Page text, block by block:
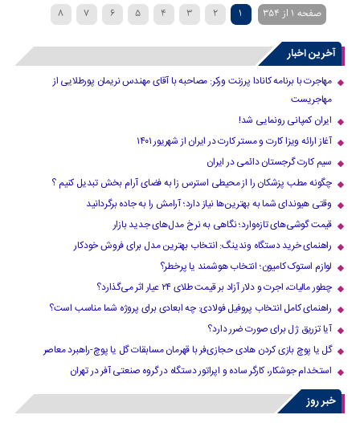
صفحه 1 از 354 1
2
3
4
5
6
7
8
9
10
›
20
30
40
...
» آخرین اخبار
مهاجرت با برنامه کانادا پرزنت ورکر: مصاحبه با آقای مهندس نریمان پورطلایی از
مهاجریست
ایران کمپانی رونمایی شد!
آغاز ارائه ویزا کارت و مستر کارت در ایران از شهریور ۱۴۰۱
سیم کارت گرجستان دائمی در ایران
چگونه مطب پزشکان را از محیطی استرس زا به فضای آرام بخش تبدیل کنیم ؟
وقتی هیوندای شما به بهترین‌ها نیاز دارد؛ آرامش را به جاده برگردانید
قیمت گوشی‌های تازه‌وارد؛ نگاهی به نرخ مدل‌های جدید بازار
راهنمای خرید دستگاه وندینگ: انتخاب بهترین مدل برای فروش خودکار
لوازم استوک کامیون؛ انتخاب هوشمند یا پرخطر؟
چطور مالیات، اجرت و دلار آزاد بر قیمت طلای ۲۴ عیار اثر می‌گذارد؟
راهنمای کامل انتخاب پروفیل فولادی: چه ابعادی برای پروژه شما مناسب است؟
آیا تزریق ژل برای صورت ضرر دارد​؟
گل یا پوچ بازی کردن هادی حجازی‌فر با قهرمان مسابقات گل یا پوچ-راهبرد معاصر
استخدام جوشکار، کارگر ساده و اپراتور دستگاه در گروه صنعتی آفر در تهران
خبر روز